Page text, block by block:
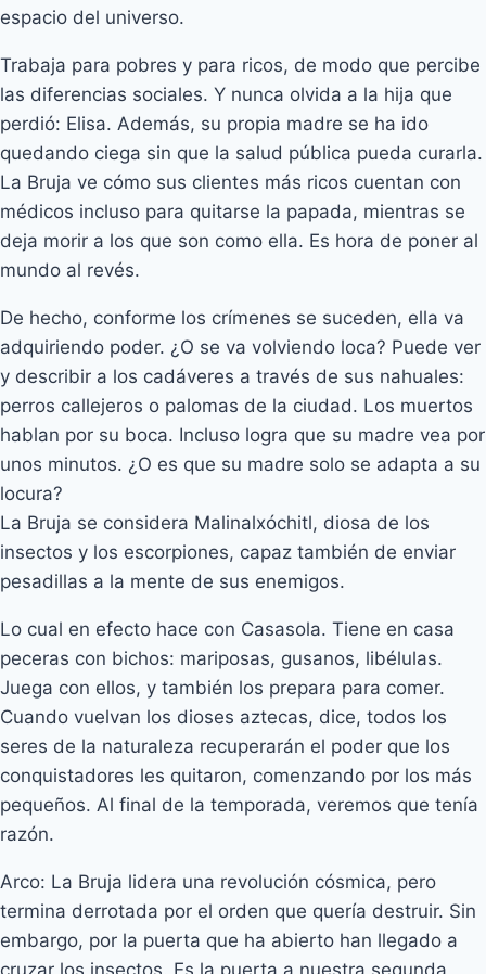
espacio del universo.
Trabaja para pobres y para ricos, de modo que percibe
las diferencias sociales. Y nunca olvida a la hija que
perdió: Elisa. Además, su propia madre se ha ido
quedando ciega sin que la salud pública pueda curarla.
La Bruja ve cómo sus clientes más ricos cuentan con
médicos incluso para quitarse la papada, mientras se
deja morir a los que son como ella. Es hora de poner al
mundo al revés.
De hecho, conforme los crímenes se suceden, ella va
adquiriendo poder. ¿O se va volviendo loca? Puede ver
y describir a los cadáveres a través de sus nahuales:
perros callejeros o palomas de la ciudad. Los muertos
hablan por su boca. Incluso logra que su madre vea por
unos minutos. ¿O es que su madre solo se adapta a su
locura?
La Bruja se considera Malinalxóchitl, diosa de los
insectos y los escorpiones, capaz también de enviar
pesadillas a la mente de sus enemigos.
Lo cual en efecto hace con Casasola. Tiene en casa
peceras con bichos: mariposas, gusanos, libélulas.
Juega con ellos, y también los prepara para comer.
Cuando vuelvan los dioses aztecas, dice, todos los
seres de la naturaleza recuperarán el poder que los
conquistadores les quitaron, comenzando por los más
pequeños. Al final de la temporada, veremos que tenía
razón.
Arco: La Bruja lidera una revolución cósmica, pero
termina derrotada por el orden que quería destruir. Sin
embargo, por la puerta que ha abierto han llegado a
cruzar los insectos. Es la puerta a nuestra segunda